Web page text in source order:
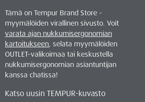
Tämä on Tempur Brand Store -
myymälöiden virallinen sivusto. Voit
varata ajan nukkumisergonomian
kartoitukseen , selata myymälöiden
OUTLET-valikoimaa tai keskustella
nukkumisergonomian asiantuntijan
kanssa chatissa!
Katso uusin TEMPUR-kuvasto